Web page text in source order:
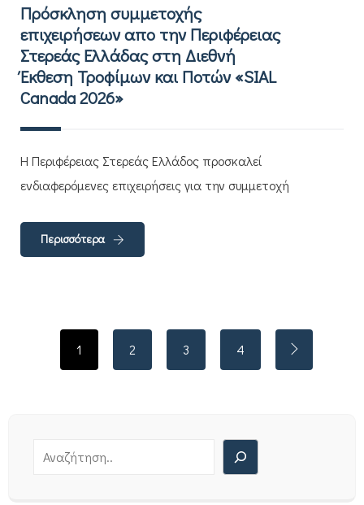
Πρόσκληση συμμετοχής
επιχειρήσεων απο την Περιφέρειας
Στερεάς Ελλάδας στη Διεθνή
Έκθεση Τροφίµων και Ποτών «SIAL
Canada 2026»
Η Περιφέρειας Στερεάς Ελλάδος προσκαλεί
ενδιαφερόμενες επιχειρήσεις για την συμμετοχή
Περισσότερα
1 2 3 4